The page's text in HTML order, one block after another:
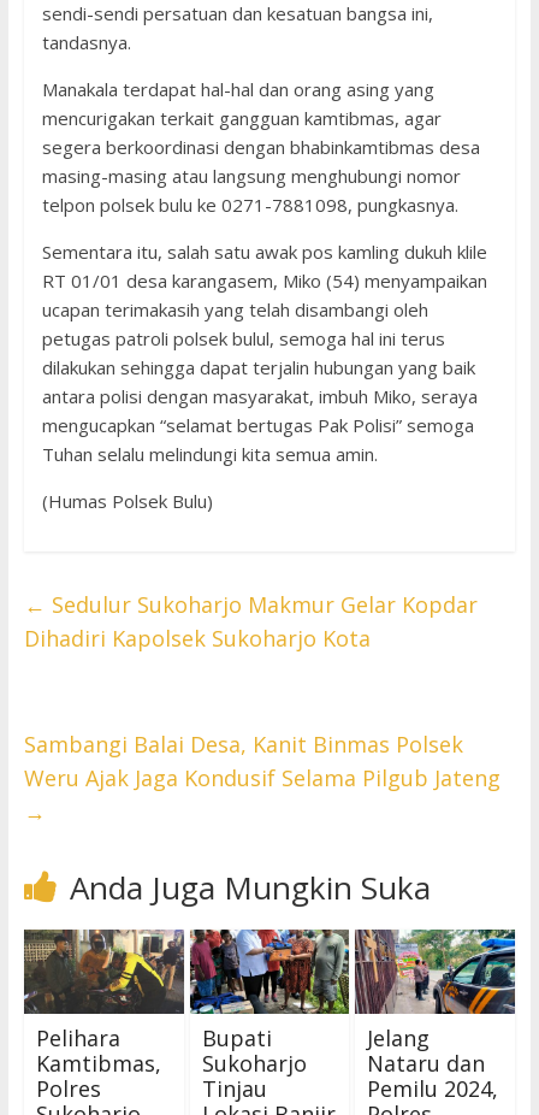
sendi-sendi persatuan dan kesatuan bangsa ini,
tandasnya.
Manakala terdapat hal-hal dan orang asing yang
mencurigakan terkait gangguan kamtibmas, agar
segera berkoordinasi dengan bhabinkamtibmas desa
masing-masing atau langsung menghubungi nomor
telpon polsek bulu ke 0271-7881098, pungkasnya.
Sementara itu, salah satu awak pos kamling dukuh klile
RT 01/01 desa karangasem, Miko (54) menyampaikan
ucapan terimakasih yang telah disambangi oleh
petugas patroli polsek bulul, semoga hal ini terus
dilakukan sehingga dapat terjalin hubungan yang baik
antara polisi dengan masyarakat, imbuh Miko, seraya
mengucapkan “selamat bertugas Pak Polisi” semoga
Tuhan selalu melindungi kita semua amin.
(Humas Polsek Bulu)
← Sedulur Sukoharjo Makmur Gelar Kopdar
Dihadiri Kapolsek Sukoharjo Kota
Sambangi Balai Desa, Kanit Binmas Polsek
Weru Ajak Jaga Kondusif Selama Pilgub Jateng
→
Anda Juga Mungkin Suka
Pelihara
Kamtibmas,
Polres
Bupati
Sukoharjo
Tinjau
Jelang
Nataru dan
Pemilu 2024,